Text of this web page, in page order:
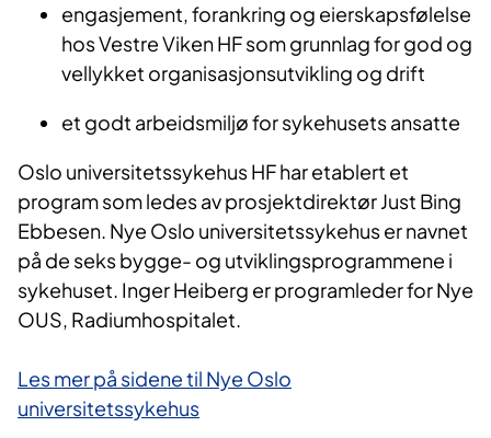
engasjement, forankring og eierskapsfølelse
hos Vestre Viken HF som grunnlag for god og
vellykket organisasjonsutvikling og drift
et godt arbeidsmiljø for sykehusets ansatte
Oslo universitetssykehus HF har etablert et
program som ledes av prosjektdirektør Just Bing
Ebbesen. Nye Oslo universitetssykehus er navnet
på de seks bygge- og utviklingsprogrammene i
sykehuset. Inger Heiberg er programleder for Nye
OUS, Radiumhospitalet.
Les mer på sidene til Nye Oslo
universitetssykehus